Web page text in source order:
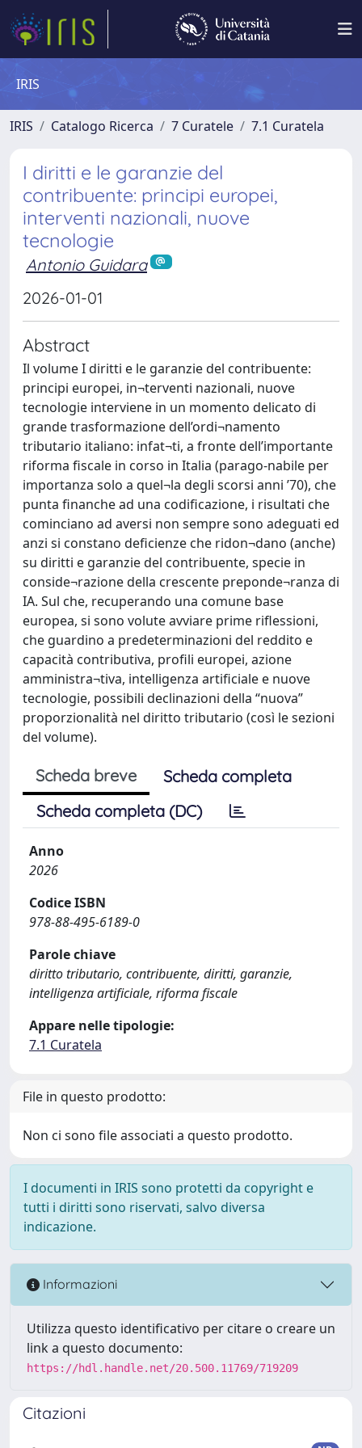
IRIS
IRIS Catalogo Ricerca 7 Curatele 7.1 Curatela
I diritti e le garanzie del
contribuente: principi europei,
interventi nazionali, nuove
tecnologie
Antonio Guidara
2026-01-01
Abstract
Il volume I diritti e le garanzie del contribuente:
principi europei, in¬terventi nazionali, nuove
tecnologie interviene in un momento delicato di
grande trasformazione dell’ordi¬namento
tributario italiano: infat¬ti, a fronte dell’importante
riforma fiscale in corso in Italia (parago-nabile per
importanza solo a quel¬la degli scorsi anni ’70), che
punta finanche ad una codificazione, i risultati che
cominciano ad aversi non sempre sono adeguati ed
anzi si constano deficienze che ridon¬dano (anche)
su diritti e garanzie del contribuente, specie in
conside¬razione della crescente preponde¬ranza di
IA. Sul che, recuperando una comune base
europea, si sono volute avviare prime riflessioni,
che guardino a predeterminazioni del reddito e
capacità contributiva, profili europei, azione
amministra¬tiva, intelligenza artificiale e nuove
tecnologie, possibili declinazioni della “nuova”
proporzionalità nel diritto tributario (così le sezioni
del volume).
Scheda breve
Scheda completa
Scheda completa (DC)
Anno
2026
Codice ISBN
978-88-495-6189-0
Parole chiave
diritto tributario, contribuente, diritti, garanzie,
intelligenza artificiale, riforma fiscale
Appare nelle tipologie:
7.1 Curatela
File in questo prodotto:
Non ci sono file associati a questo prodotto.
I documenti in IRIS sono protetti da copyright e
tutti i diritti sono riservati, salvo diversa
indicazione.
Informazioni
Utilizza questo identificativo per citare o creare un
link a questo documento:
https://hdl.handle.net/20.500.11769/719209
Citazioni